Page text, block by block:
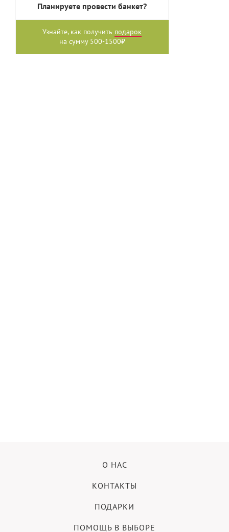
Планируете провести банкет?
Узнайте, как получить подарок
на сумму 500-1500₽
О НАС
КОНТАКТЫ
ПОДАРКИ
ПОМОЩЬ В ВЫБОРЕ